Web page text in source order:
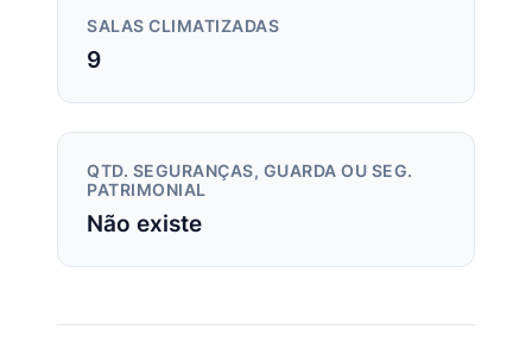
SALAS CLIMATIZADAS
9
QTD. SEGURANÇAS, GUARDA OU SEG.
PATRIMONIAL
Não existe